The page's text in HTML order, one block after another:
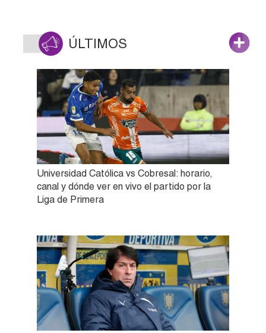
ÚLTIMOS
Universidad Católica vs Cobresal: horario,
canal y dónde ver en vivo el partido por la
Liga de Primera